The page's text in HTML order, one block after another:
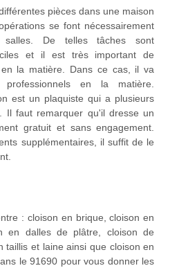
pièces dans une maison
se font nécessairement
De telles tâches sont
et il est très important de
la matière. Dans ce cas, il va
en la matière.
est un plaquiste qui a plusieurs
Il faut remarquer qu'il dresse un
gratuit et sans engagement.
supplémentaires, il suffit de le
: cloison en brique, cloison en
en dalles de plâtre, cloison de
taillis et laine ainsi que cloison en
le 91690 pour vous donner les